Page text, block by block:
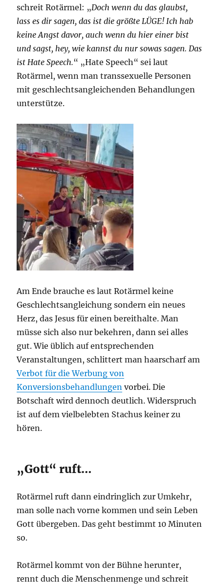
schreit Rotärmel: „Doch wenn du das glaubst,
lass es dir sagen, das ist die größte LÜGE! Ich hab
keine Angst davor, auch wenn du hier einer bist
und sagst, hey, wie kannst du nur sowas sagen. Das
ist Hate Speech.“ „Hate Speech“ sei laut
Rotärmel, wenn man transsexuelle Personen
mit geschlechtsangleichenden Behandlungen
unterstütze.
Am Ende brauche es laut Rotärmel keine
Geschlechtsangleichung sondern ein neues
Herz, das Jesus für einen bereithalte. Man
müsse sich also nur bekehren, dann sei alles
gut. Wie üblich auf entsprechenden
Veranstaltungen, schlittert man haarscharf am
Verbot für die Werbung von
Konversionsbehandlungen vorbei. Die
Botschaft wird dennoch deutlich. Widerspruch
ist auf dem vielbelebten Stachus keiner zu
hören.
„Gott“ ruft…
Rotärmel ruft dann eindringlich zur Umkehr,
man solle nach vorne kommen und sein Leben
Gott übergeben. Das geht bestimmt 10 Minuten
so.
Rotärmel kommt von der Bühne herunter,
rennt duch die Menschenmenge und schreit